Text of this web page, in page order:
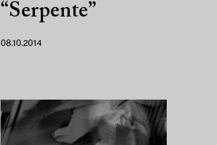
“Serpente”
08.10.2014